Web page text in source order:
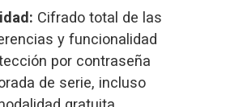
Cifrado total de las
y funcionalidad
por contraseña
de serie, incluso